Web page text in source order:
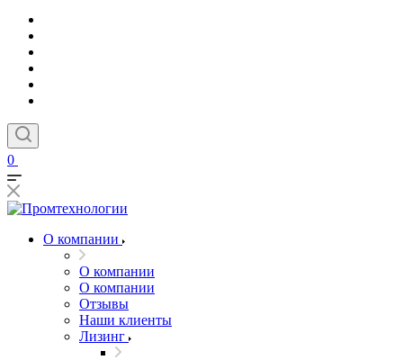
0
О компании
О компании
О компании
Отзывы
Наши клиенты
Лизинг